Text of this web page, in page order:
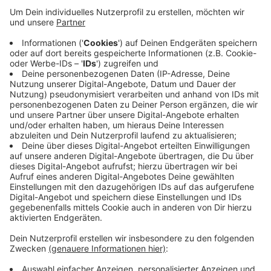
Das geht zum Beispiel in Kitas und Grundschulen oder
portofrei per Post. Die Stadt Hilden holt sich auf
diesem Weg Rückmeldung zur wirtschaftlichen und
sozialen Lage ihrer Familien und wie familienfreundlich
die Stadt wirkt. Bei der aktuellen Befragung sind auch
Wohnqualität, Work-Life-Balance, Ernährung,
Bewegung und Umwelt Thema.
Anzeige